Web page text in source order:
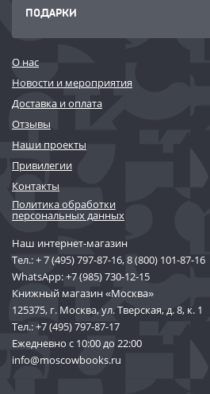
ПОДАРКИ
О нас
Новости и мероприятия
Доставка и оплата
Отзывы
Наши проекты
Привилегии
Контакты
Политика обработки
персональных данных
Наш интернет-магазин
Тел.:+ 7 (495) 797-87-16,8 (800) 101-87-16
WhatsApp:+7 (985) 730-12-15
Книжный магазин «Москва»
125375, г. Москва, ул. Тверская, д. 8, к. 1
Тел.:+7 (495) 797-87-17
Ежедневно с 10:00 до 22:00
info@moscowbooks.ru